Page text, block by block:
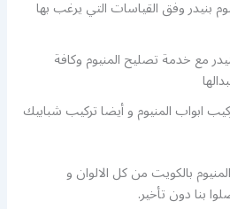
بنيدر وفق القياسات التي يرغب بها
مع خدمة تصليح المنيوم وكافة
ابواب المنيوم و أيضا تركيب شبابيك
بالكويت من كل الالوان و
بنا دون تأخير.